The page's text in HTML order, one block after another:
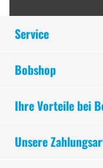
Service
Bobshop
Ihre Vorteile bei
Unsere